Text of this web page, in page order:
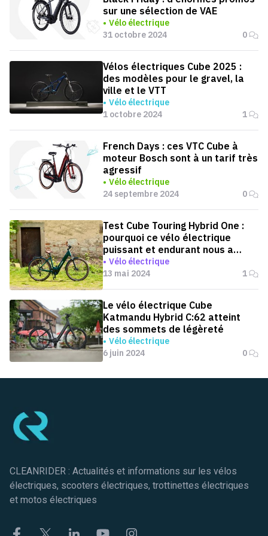
sur une sélection de VAE
Vélo électrique
31 octobre 2024
0
Vélos électriques Cube 2025 :
des modèles pour le gravel, la
ville et le VTT
Vélo électrique
1 octobre 2024
1
French Days : ces VTC Cube à
moteur Bosch sont à un tarif très
agressif
Vélo électrique
24 septembre 2024
0
Test Cube Touring Hybrid One :
pourquoi ce vélo électrique
puissant et endurant nous a
conquis
Vélo électrique
13 mai 2024
1
Le vélo électrique Cube
Katmandu Hybrid C:62 atteint
des sommets de légèreté
Vélo électrique
6 juin 2024
0
CLEANRIDER : Actualités et informations sur les vélos
électriques, scooters électriques, trottinettes électriques
et motos électriques
FacebookTwitter LinkekinYoutubeInstagram